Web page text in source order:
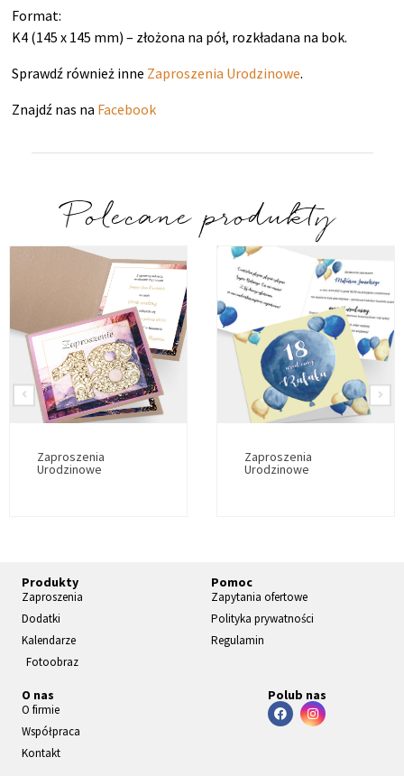
Format:
K4 (145 x 145 mm) – złożona na pół, rozkładana na bok.
Sprawdź również inne Zaproszenia Urodzinowe.
Znajdź nas na Facebook
Polecane produkty
Zaproszenia
Urodzinowe
Zaproszenia
Urodzinowe
Produkty
Zaproszenia
Dodatki
Kalendarze
Fotoobraz
Pomoc
Zapytania ofertowe
Polityka prywatności
Regulamin
O nas
O firmie
Współpraca
Kontakt
Polub nas